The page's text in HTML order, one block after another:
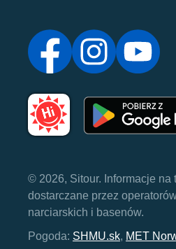
© 2026, Sitour. Informacje na
dostarczane przez
narciarskich i basenów.
Pogoda: SHMU.sk, MET